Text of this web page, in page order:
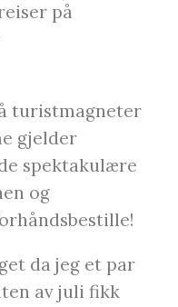
på
turistmagneter
gjelder
spektakulære
og
da jeg et par
av juli fikk